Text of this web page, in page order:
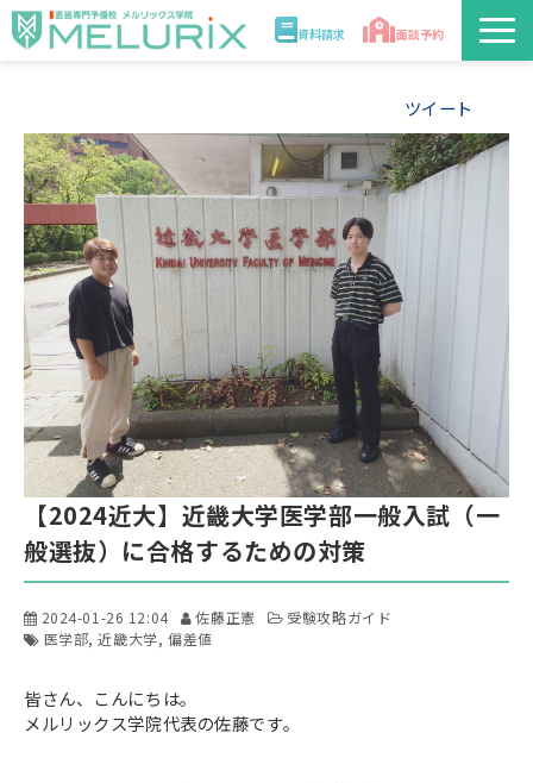
資料請求 面談予約
校舎情報
入学案内
合格実績・合格体験記
講師
医学部解答速報2026
ツイート
【2024近大】近畿大学医学部一般入試（一
般選抜）に合格するための対策
2024-01-26 12:04 佐藤正憲
受験攻略ガイド
医学部 近畿大学 偏差値
皆さん、こんにちは。
メルリックス学院代表の佐藤です。